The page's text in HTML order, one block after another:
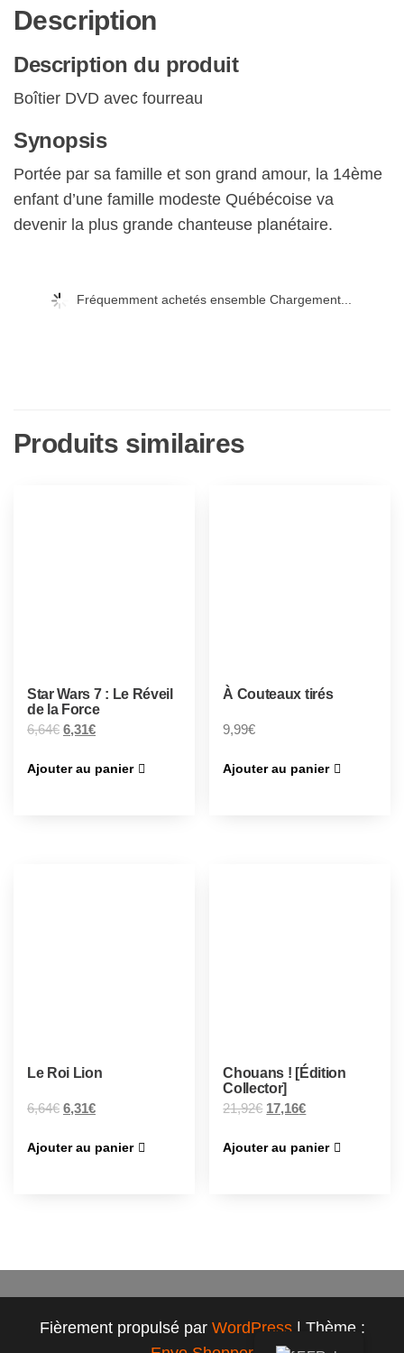
Description
Description du produit
Boîtier DVD avec fourreau
Synopsis
Portée par sa famille et son grand amour, la 14ème
enfant d’une famille modeste Québécoise va
devenir la plus grande chanteuse planétaire.
Fréquemment achetés ensemble Chargement...
Produits similaires
Star Wars 7 : Le Réveil
de la Force
6,64€ 6,31€
Ajouter au panier
À Couteaux tirés
9,99€
Ajouter au panier
Le Roi Lion
6,64€ 6,31€
Ajouter au panier
Chouans ! [Édition
Collector]
21,92€ 17,16€
Ajouter au panier
Fièrement propulsé par WordPress | Thème :